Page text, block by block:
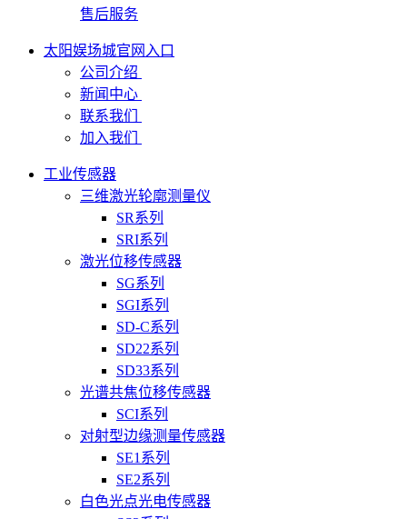
售后服务
太阳娱场城官网入口
公司介绍
新闻中心
联系我们
加入我们
工业传感器
三维激光轮廓测量仪
SR系列
SRI系列
激光位移传感器
SG系列
SGI系列
SD-C系列
SD22系列
SD33系列
光谱共焦位移传感器
SCI系列
对射型边缘测量传感器
SE1系列
SE2系列
白色光点光电传感器